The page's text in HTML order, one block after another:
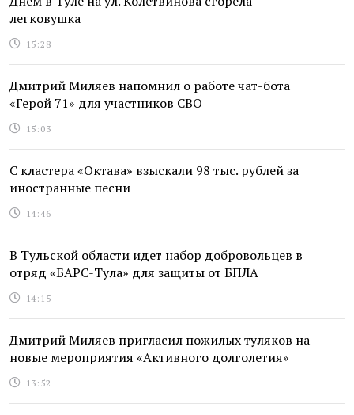
легковушка
15:28
Дмитрий Миляев напомнил о работе чат-бота
«Герой 71» для участников СВО
15:03
С кластера «Октава» взыскали 98 тыс. рублей за
иностранные песни
14:46
В Тульской области идет набор добровольцев в
отряд «БАРС-Тула» для защиты от БПЛА
14:15
Дмитрий Миляев пригласил пожилых туляков на
новые мероприятия «Активного долголетия»
13:52